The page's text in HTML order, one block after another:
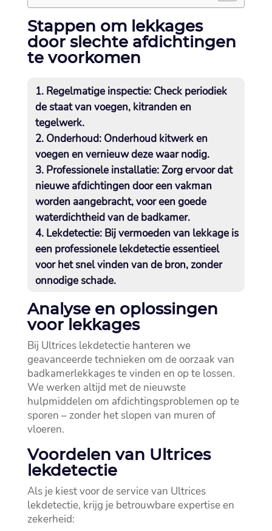
Stappen om lekkages
door slechte afdichtingen
te voorkomen
Regelmatige inspectie:Check periodiek
de staat van voegen, kitranden en
tegelwerk.​
Onderhoud:Onderhoud kitwerk en
voegen en vernieuw deze waar nodig.​
Professionele installatie:Zorg ervoor dat
nieuwe afdichtingen door een vakman
worden aangebracht, voor een goede
waterdichtheid van de badkamer.​
Lekdetectie:Bij vermoeden van lekkage is
een professionele lekdetectie essentieel
voor het snel vinden van de bron, zonder
onnodige schade.​
Analyse en oplossingen
voor lekkages
Bij Ultrices lekdetectie hanteren we
geavanceerde technieken om de oorzaak van
badkamerlekkages te vinden en op te lossen.​
We werken altijd met de nieuwste
hulpmiddelen om afdichtingsproblemen op te
sporen – zonder het slopen van muren of
vloeren.​
Voordelen van Ultrices
lekdetectie
Als je kiest voor de service van Ultrices
lekdetectie, krijg je betrouwbare expertise en
zekerheid: